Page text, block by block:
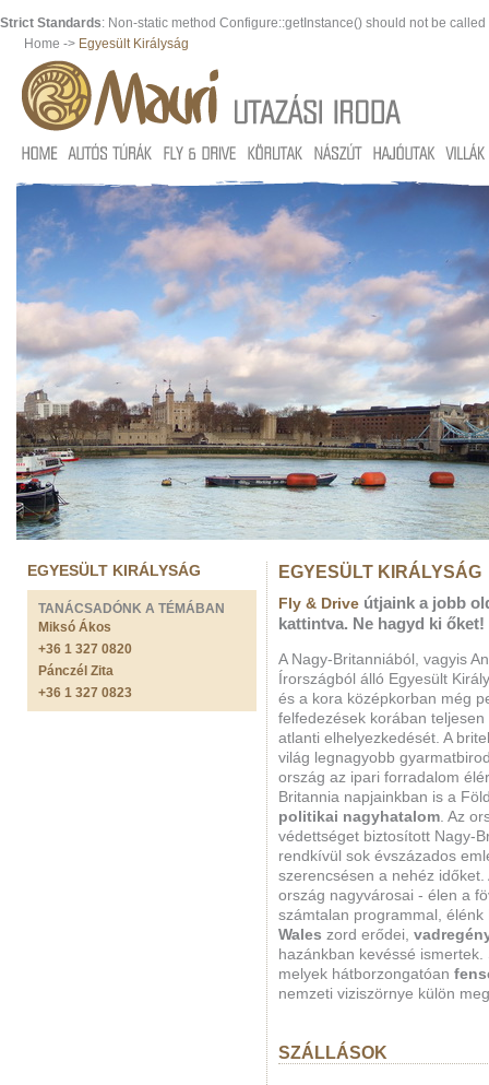
Strict Standards: Non-static method Configure::getInstance() should not be
Home -> Egyesült Királyság
EGYESÜLT KIRÁLYSÁG
TANÁCSADÓNK A TÉMÁBAN
Miksó Ákos
+36 1 327 0820
Pánczél Zita
+36 1 327 0823
EGYESÜLT KIRÁLYSÁG
Fly & Drive útjaink a jobb
kattintva. Ne hagyd ki őket!
A Nagy-Britanniából, vagyis
Írországból álló Egyesült
és a kora középkorban még
felfedezések korában
atlanti elhelyezkedését. A
világ legnagyobb
ország az ipari forradalom
Britannia napjainkban is a
politikai nagyhatalom. Az
védettséget biztosított Nagy-
rendkívül sok évszázados
szerencsésen a nehéz időket.
ország nagyvárosai - élen a
számtalan programmal, élénk
Wales zord erődei,
hazánkban kevéssé
melyek hátborzongatóan
nemzeti viziszörnye külön
SZÁLLÁSOK